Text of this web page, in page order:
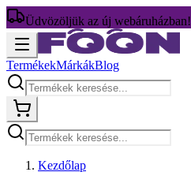
Üdvözöljük az új webáruházban!
TermékekMárkákBlog
Kezdőlap